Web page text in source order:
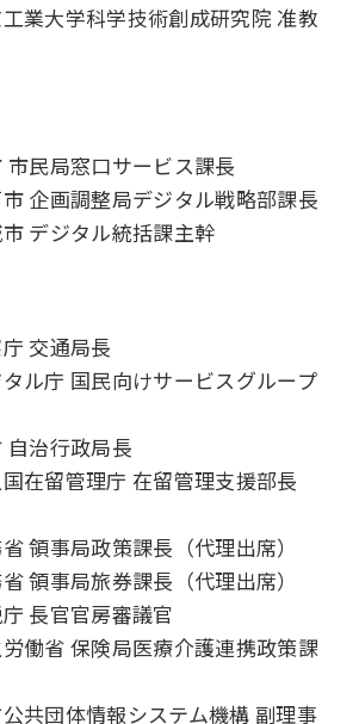
業大学科学技術創成研究院 准教
民局窓口サービス課長
企画調整局デジタル戦略部課長
デジタル統括課主幹
交通局長
ル庁 国民向けサービスグループ
治行政局長
在留管理庁 在留管理支援部長
領事局政策課長（代理出席）
領事局旅券課長（代理出席）
長官官房審議官
働省 保険局医療介護連携政策課
共団体情報システム機構 副理事